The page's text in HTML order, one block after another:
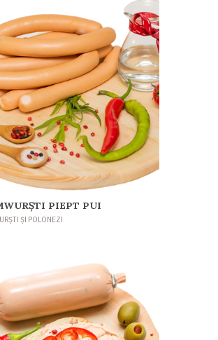
PIEPT PUI
ȘI POLONEZI